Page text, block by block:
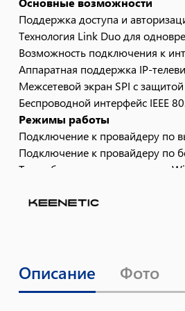
Поддержка доступа и
Технология Link Duo для
Возможность подключения к
Аппаратная поддержка IP-
Межсетевой экран SPI с
Беспроводной интерфейс IEEE
Режимы работы
Подключение к провайдеру по
Подключение к провайдеру по
Точка беспроводного доступа
5 разъемов RJ-45 (10BASE-T/
Кнопка сброса пользовательских
Описание Фото